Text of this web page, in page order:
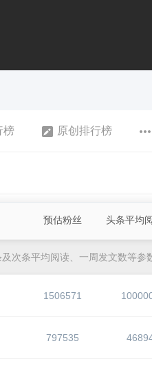
榜 原创排行榜
预估粉丝 头条平均
次条平均阅读、一周发文数等参
1506571
797535